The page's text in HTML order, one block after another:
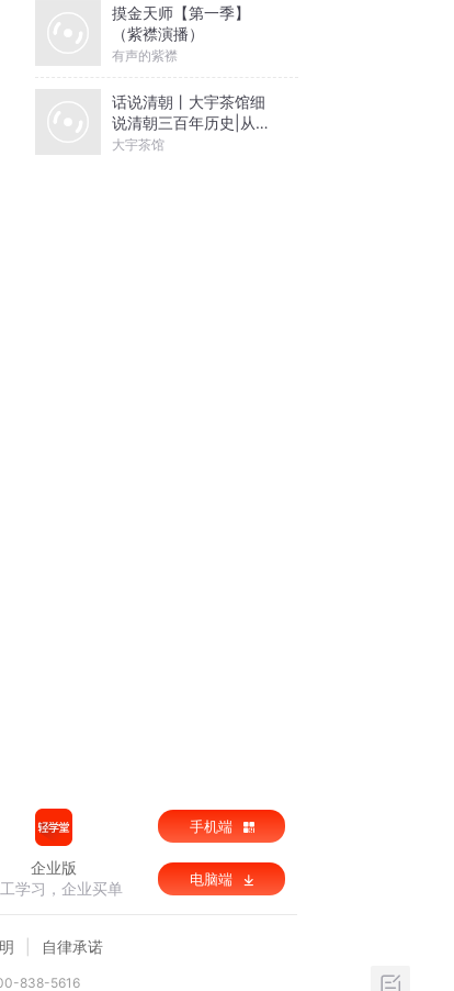
摸金天师【第一季】
（紫襟演播）
有声的紫襟
话说清朝丨大宇茶馆细
说清朝三百年历史|从努
尔哈赤到末代皇帝溥仪|
大宇茶馆
企业版
学习，企业买单
手机端
电脑端
自律承诺
838-5616